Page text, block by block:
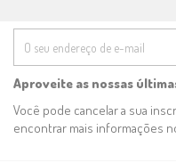
Aproveite as nossas
Você pode cancelar a sua
encontrar mais informações